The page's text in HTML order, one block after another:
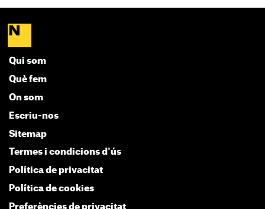
Qui som
Què fem
On som
Escriu-nos
Sitemap
Termes i condicions d'ús
Política de privacitat
Política de cookies
Preferències de privacitat